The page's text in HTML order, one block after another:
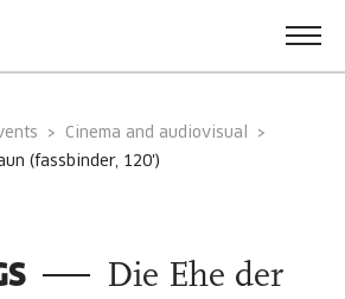
Cinema and audiovisual
(fassbinder, 120')
Die Ehe der